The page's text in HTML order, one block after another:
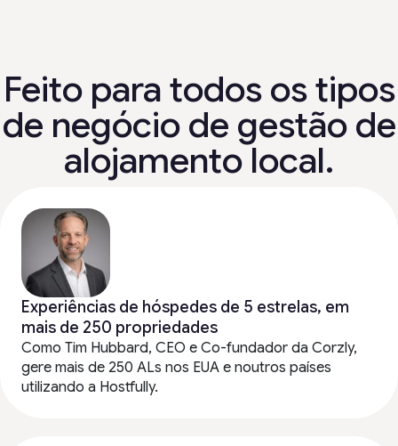
Feito para todos os tipos
de negócio de gestão de
alojamento local.
Experiências de hóspedes de 5 estrelas, em
mais de 250 propriedades
Como Tim Hubbard, CEO e Co-fundador da Corzly,
gere mais de 250 ALs nos EUA e noutros países
utilizando a Hostfully.